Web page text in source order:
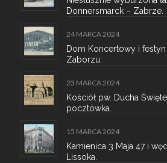
Donnersmarck – Zabrze.
24 MARCA 2024
Dom Koncertowy i
Zaborzu.
23 MARCA 2024
Kościół pw. Ducha
pocztówka.
15 MARCA 2024
Kamienica 3 Maja 47 i
Lissoka.